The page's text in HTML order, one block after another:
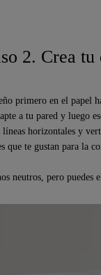
2. Crea
primero en el papel
a tu pared y luego
horizontales y
que te gustan para la
neutros, pero